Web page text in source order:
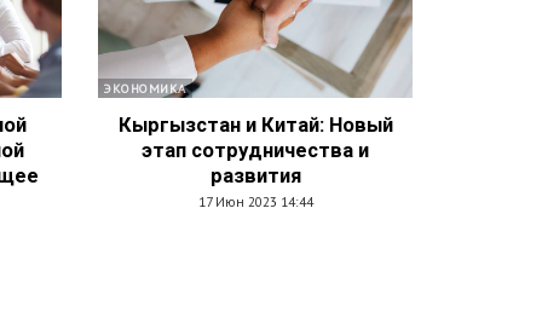
ЭКОНОМИКА
Кыргызстан и Китай: Новый
этап сотрудничества и
развития
17 Июн 2023 14:44